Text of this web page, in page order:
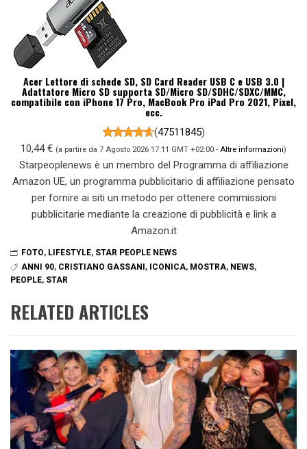
Acer Lettore di schede SD, SD Card Reader USB C e USB 3.0 |
Adattatore Micro SD supporta SD/Micro SD/SDHC/SDXC/MMC,
compatibile con iPhone 17 Pro, MacBook Pro iPad Pro 2021, Pixel,
ecc.
(47511845)
10,44 € (a partire da 7 Agosto 2026 17:11 GMT +02:00 - Altre informazioni)
Starpeoplenews è un membro del Programma di affiliazione
Amazon UE, un programma pubblicitario di affiliazione pensato
per fornire ai siti un metodo per ottenere commissioni
pubblicitarie mediante la creazione di pubblicità e link a
Amazon.it
FOTO, LIFESTYLE, STAR PEOPLE NEWS
ANNI 90, CRISTIANO GASSANI , ICONICA, MOSTRA, NEWS,
PEOPLE, STAR
RELATED ARTICLES